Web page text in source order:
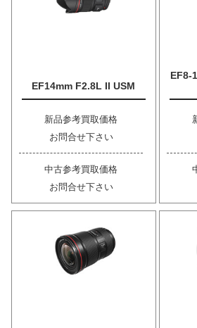
EF14mm F2.8L II USM
新品参考買取価格
お問合せ下さい
中古参考買取価格
お問合せ下さい
EF8-